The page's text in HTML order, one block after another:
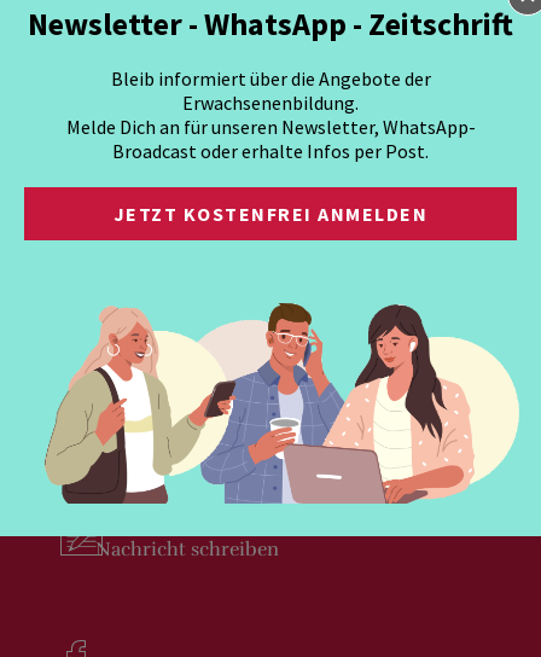
Newsletterbestellen
Nachricht schreiben
Newsletter - WhatsApp - Zeitschrift
Bleib informiert über die Angebote der
Erwachsenenbildung.
Melde Dich an für unseren Newsletter, WhatsApp-
Broadcast oder erhalte Infos per Post.
JETZT KOSTENFREI ANMELDEN